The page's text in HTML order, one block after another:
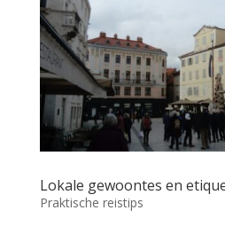
Lokale gewoontes en
Praktische reistips